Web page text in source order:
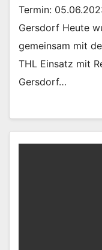
Termin:
Gersdorf Heute
gemeinsam mit
THL Einsatz mit
Gersdorf…